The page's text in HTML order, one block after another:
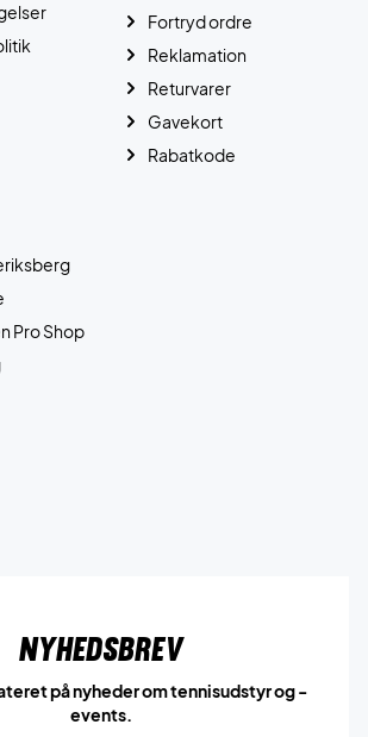
Fortryd ordre
Reklamation
Returvarer
Gavekort
Rabatkode
Pro Shop
Nyhedsbrev
på nyheder om tennisudstyr og -
events.